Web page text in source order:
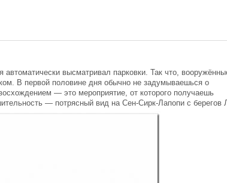
автоматически высматривал парковки. Так что,
В первой половине дня обычно не задумываешься о
— это мероприятие, от которого получаешь
— потрясный вид на Сен-Сирк-Лапопи с берегов